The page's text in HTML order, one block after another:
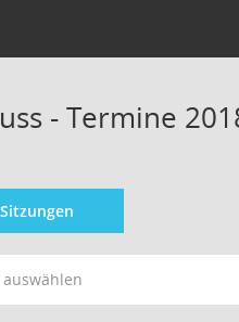
- Termine
Sitzungen